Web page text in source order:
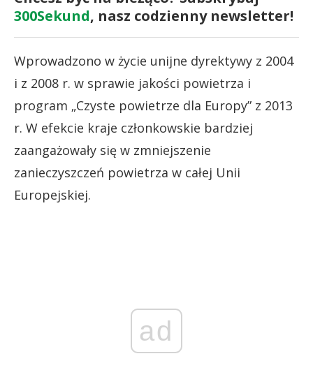
300Sekund, nasz codzienny newsletter!
Wprowadzono w życie unijne dyrektywy z 2004
i z 2008 r. w sprawie jakości powietrza i
program „Czyste powietrze dla Europy” z 2013
r. W efekcie kraje członkowskie bardziej
zaangażowały się w zmniejszenie
zanieczyszczeń powietrza w całej Unii
Europejskiej.
ad